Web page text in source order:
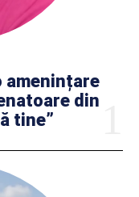
amenințare
din
tine”